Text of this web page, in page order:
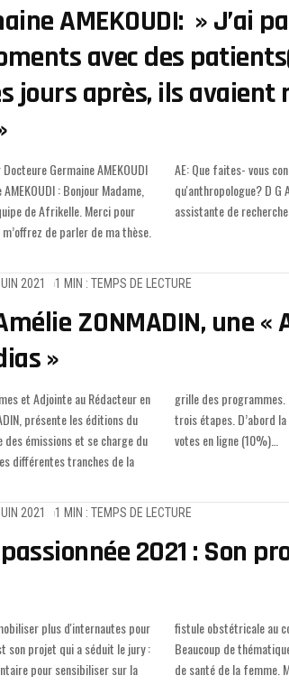
AMEKOUDI: » J’ai
avec des
jours après, ils avaient
Germaine AMEKOUDI
: Bonjour Madame,
de Afrikelle. Merci pour
m’offrez de parler de ma thèse.
concrètement en tant
D G A : Je travaille comme
assistante de
2021 1 MIN : TEMPS DE LECTURE
ZONMADIN, une «
»
et Adjointe au Rédacteur en
présente les éditions du
des émissions et se charge du
différentes tranches de la
Sa sélection s'est faite en
la présélection, ensuite, les
votes en ligne (10%)…
2021 1 MIN : TEMPS DE LECTURE
2021 : Son
plus d'internautes pour
son projet qui a séduit le jury :
pour sensibiliser sur la
au cours de son mandat. «
sont abordées en termes
de santé de la femme.